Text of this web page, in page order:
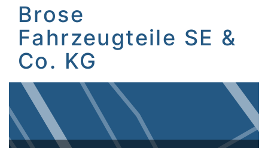
Brose
Fahrzeugteile SE &
Co. KG
Inhalt